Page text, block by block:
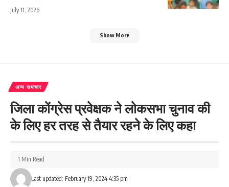
July 11, 2026
Show More
अन्य समाचार
जिला कोंग्रेस प्रवेक्षक ने लोकसभा चुनाव की
के लिए हर तरह से तैयार रहने के लिए कहा
Last updated: February 19, 2024 4:35 pm
1 Min Read